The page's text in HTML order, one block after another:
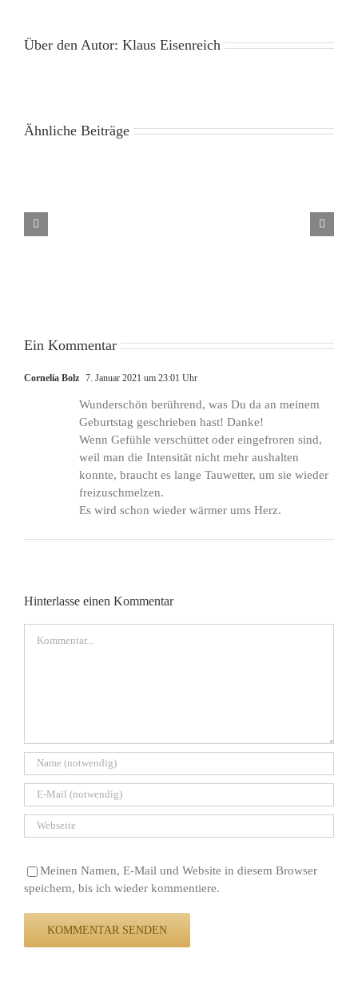
Über den Autor: Klaus Eisenreich
Ähnliche Beiträge
Ein Kommentar
Cornelia Bolz 7. Januar 2021 um 23:01 Uhr
Wunderschön berührend, was Du da an meinem
Geburtstag geschrieben hast! Danke!
Wenn Gefühle verschüttet oder eingefroren sind,
weil man die Intensität nicht mehr aushalten
konnte, braucht es lange Tauwetter, um sie wieder
freizuschmelzen.
Es wird schon wieder wärmer ums Herz.
Hinterlasse einen Kommentar
Meinen Namen, E-Mail und Website in diesem Browser
speichern, bis ich wieder kommentiere.